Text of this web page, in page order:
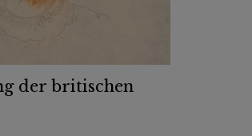
der britischen